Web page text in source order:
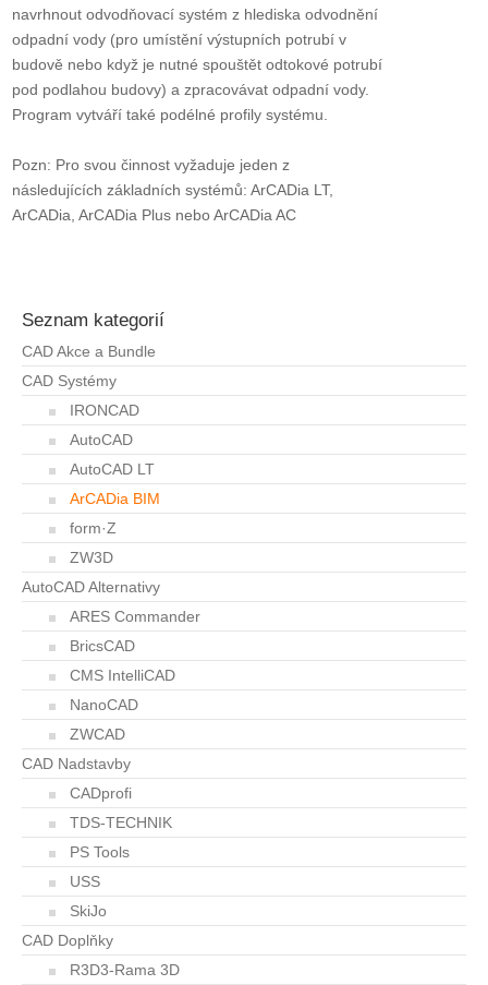
navrhnout odvodňovací systém z hlediska odvodnění
odpadní vody (pro umístění výstupních potrubí v
budově nebo když je nutné spouštět odtokové potrubí
pod podlahou budovy) a zpracovávat odpadní vody.
Program vytváří také podélné profily systému.
Pozn: Pro svou činnost vyžaduje jeden z
následujících základních systémů: ArCADia LT,
ArCADia, ArCADia Plus nebo ArCADia AC
Seznam kategorií
CAD Akce a Bundle
CAD Systémy
IRONCAD
AutoCAD
AutoCAD LT
ArCADia BIM
form·Z
ZW3D
AutoCAD Alternativy
ARES Commander
BricsCAD
CMS IntelliCAD
NanoCAD
ZWCAD
CAD Nadstavby
CADprofi
TDS-TECHNIK
PS Tools
USS
SkiJo
CAD Doplňky
R3D3-Rama 3D